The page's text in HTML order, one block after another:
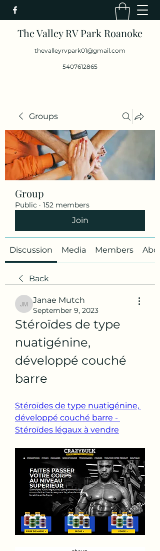
The Valley RV Park Roanoke
thevalleyrvpark01@gmail.com
5407612865
Groups
Group
Public · 152 members
Join
Discussion Media Members
Back
Janae Mutch
Janae Mutch
September 9, 2023
Stéroïdes de type
nuatigénine,
développé couché
barre
Stéroïdes de type nuatigénine,
développé couché barre -
Stéroïdes légaux à vendre